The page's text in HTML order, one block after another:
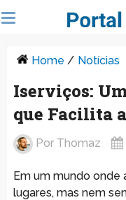
Home / Notícias
Iserviços:
que Facilita
Por Thomaz
Em um mundo
lugares, mas nem